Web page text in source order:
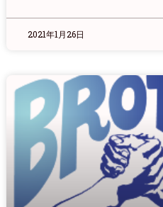
2021年1月26日